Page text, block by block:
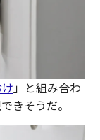
」と組み合わ
きそうだ。